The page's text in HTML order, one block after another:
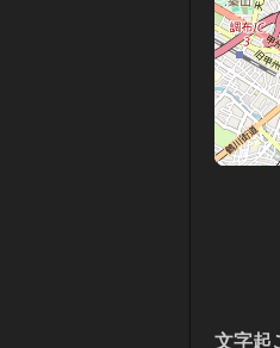
文字起